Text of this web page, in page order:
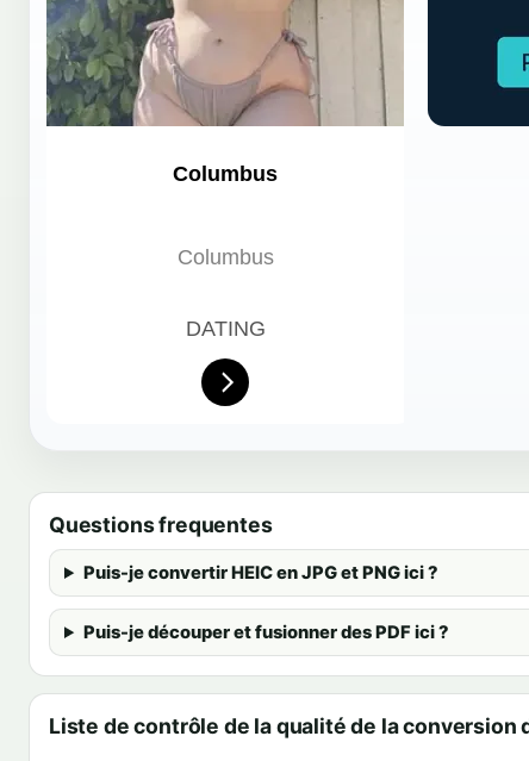
Questions frequentes
Puis-je convertir HEIC en JPG et PNG ici ?
Puis-je découper et fusionner des PDF ici ?
Liste de contrôle de la qualité de la conversion